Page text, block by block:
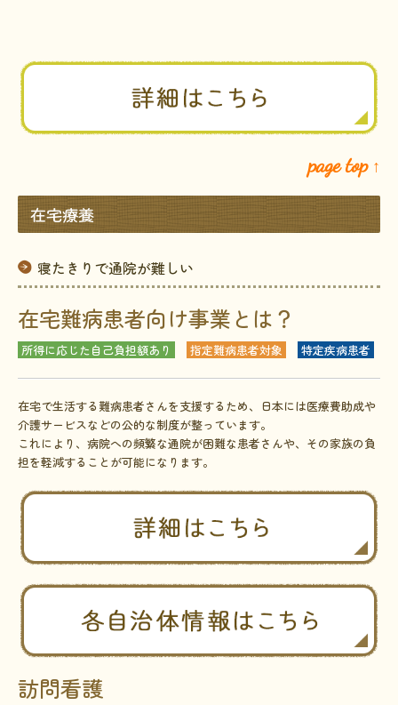
page top↑
在宅療養
寝たきりで通院が難しい
在宅難病患者向け事業とは？
所得に応じた自己負担額あり 指定難病患者対象 特定疾病患者
在宅で生活する難病患者さんを支援するため、日本には医療費助成や
介護サービスなどの公的な制度が整っています。
これにより、病院への頻繁な通院が困難な患者さんや、その家族の負
担を軽減することが可能になります。
訪問看護